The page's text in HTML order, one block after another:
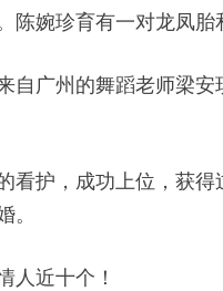
婉珍育有一对龙凤胎
自广州的舞蹈老师梁
护，成功上位，获
人近十个！